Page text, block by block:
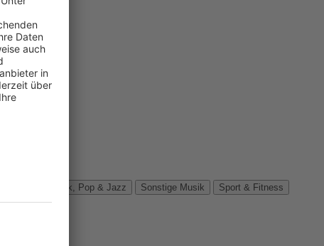
Rock, Pop & Jazz Sonstige Musik
Sport & Fitness